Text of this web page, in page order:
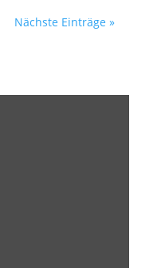
Nächste Einträge »